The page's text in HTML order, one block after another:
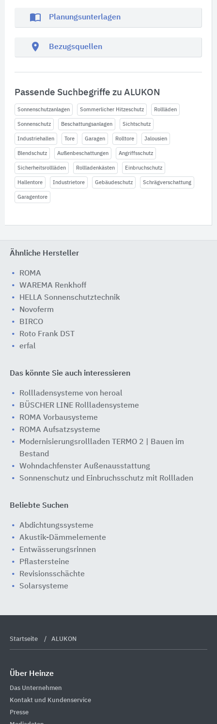
import_contacts Planungsunterlagen
location_on Bezugsquellen
Passende Suchbegriffe zu ALUKON
Sonnenschutzanlagen Sommerlicher Hitzeschutz Rollläden
Sonnenschutz Beschattungsanlagen Sichtschutz
Industriehallen Tore Garagen Rolltore Jalousien
Blendschutz Außenbeschattungen Angriffsschutz
Sicherheitsrollläden Rollladenkästen Einbruchschutz
Hallentore Industrietore Gebäudeschutz Schrägverschattung
Garagentore
Ähnliche Hersteller
ROMA
WAREMA Renkhoff
HELLA Sonnenschutztechnik
Novoferm
BIRCO
Roto Frank DST
erfal
Das könnte Sie auch interessieren
Rollladensysteme von heroal
BÜSCHER LINE Rollladensysteme
ROMA Vorbausysteme
ROMA Aufsatzsysteme
Modernisierungsrollladen TERMO 2 | Bauen im
Bestand
Wohndachfenster Außenausstattung
Sonnenschutz und Einbruchsschutz mit Rollladen
Beliebte Suchen
Abdichtungssysteme
Akustik-Dämmelemente
Entwässerungsrinnen
Pflastersteine
Revisionsschächte
Solarsysteme
Startseite ALUKON
Über Heinze
Das Unternehmen
Kontakt und Kundenservice
Presse